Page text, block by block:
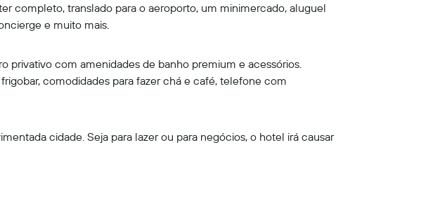
completo, translado para o aeroporto, um minimercado, aluguel
e muito mais.
privativo com amenidades de banho premium e acessórios.
comodidades para fazer chá e café, telefone com
cidade. Seja para lazer ou para negócios, o hotel irá causar